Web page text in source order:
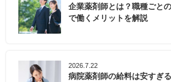
企業薬剤師とは？職種ごと
で働くメリットを解説
2026.7.22
病院薬剤師の給料は安すぎ